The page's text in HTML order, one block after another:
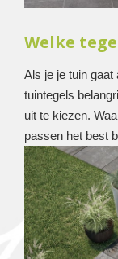
Welke
Als je je tuin gaat
tuintegels
uit te kiezen.
passen het best